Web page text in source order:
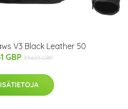
V3 Black Leather 50
GBP 356.19 GBP